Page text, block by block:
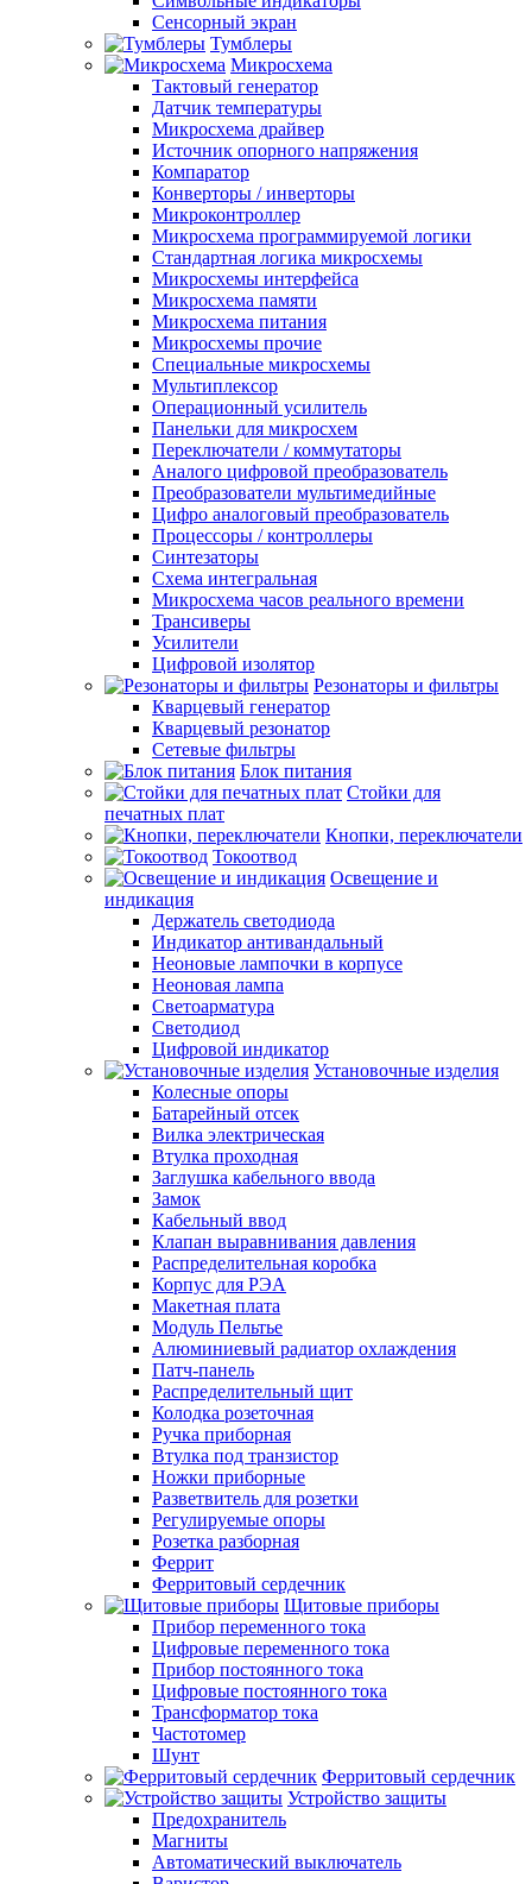
Сенсорный экран
Тумблеры
Микросхема
Тактовый генератор
Датчик температуры
Микросхема драйвер
Источник опорного напряжения
Компаратор
Конверторы / инверторы
Микроконтроллер
Микросхема программируемой логики
Стандартная логика микросхемы
Микросхемы интерфейса
Микросхема памяти
Микросхема питания
Микросхемы прочие
Специальные микросхемы
Мультиплексор
Операционный усилитель
Панельки для микросхем
Переключатели / коммутаторы
Аналого цифровой преобразователь
Преобразователи мультимедийные
Цифро аналоговый преобразователь
Процессоры / контроллеры
Синтезаторы
Схема интегральная
Микросхема часов реального времени
Трансиверы
Усилители
Цифровой изолятор
Резонаторы и фильтры
Кварцевый генератор
Кварцевый резонатор
Сетевые фильтры
Блок питания
Стойки для
печатных плат
Кнопки, переключатели
Токоотвод
Освещение и
индикация
Держатель светодиода
Индикатор антивандальный
Неоновые лампочки в корпусе
Неоновая лампа
Светоарматура
Светодиод
Цифровой индикатор
Установочные изделия
Колесные опоры
Батарейный отсек
Вилка электрическая
Втулка проходная
Заглушка кабельного ввода
Замок
Кабельный ввод
Клапан выравнивания давления
Распределительная коробка
Корпус для РЭА
Макетная плата
Модуль Пельтье
Алюминиевый радиатор охлаждения
Патч-панель
Распределительный щит
Колодка розеточная
Ручка приборная
Втулка под транзистор
Ножки приборные
Разветвитель для розетки
Регулируемые опоры
Розетка разборная
Феррит
Ферритовый сердечник
Щитовые приборы
Прибор переменного тока
Цифровые переменного тока
Прибор постоянного тока
Цифровые постоянного тока
Трансформатор тока
Частотомер
Шунт
Ферритовый сердечник
Устройство защиты
Предохранитель
Магниты
Автоматический выключатель